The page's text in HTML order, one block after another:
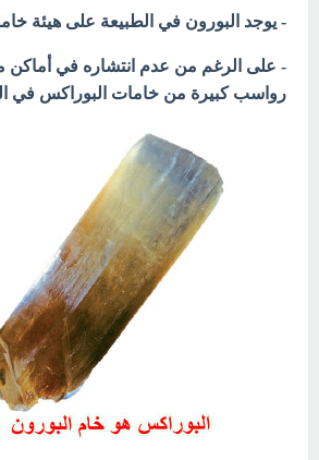
- يوجد البورون في الطبيعة على هيئة
- على الرغم من عدم انتشاره في أماكن
رواسب كبيرة من خامات البوراكس في